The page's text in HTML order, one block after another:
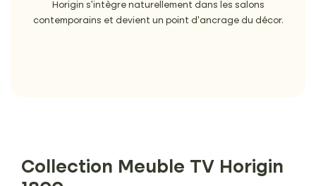
Horigin s’intègre naturellement dans les salons
contemporains et devient un point d’ancrage du décor.
Collection Meuble TV Horigin